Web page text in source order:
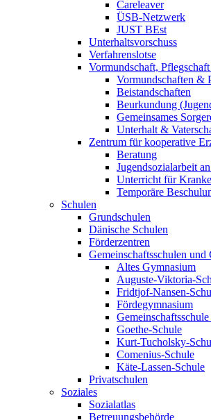
Careleaver
ÜSB-Netzwerk
JUST BEst
Unterhaltsvorschuss
Verfahrenslotse
Vormundschaft,
Vormundschaften &
Beistandschaften
Beurkundung
Gemeinsames
Unterhalt &
Zentrum für kooperative
Beratung
Jugendsozialarbeit
Unterricht für Kranke
Temporäre
Schulen
Grundschulen
Dänische Schulen
Förderzentren
Gemeinschaftsschulen und
Altes Gymnasium
Auguste-Viktoria-
Fridtjof-Nansen-
Fördegymnasium
Goethe-Schule
Kurt-Tucholsky-
Comenius-Schule
Käte-Lassen-Schule
Privatschulen
Soziales
Sozialatlas
Betreuungsbehörde